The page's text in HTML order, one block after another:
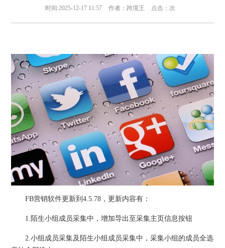
时间:2025-12-17 11:57 作者：跨境王 点击： 次
FB营销软件更新到4.5.78，更新内容有：
1.陌生小组成员采集中，增加导出至采集主页信息按钮
2.小组成员采集及陌生小组成员采集中，采集小组的成员全选